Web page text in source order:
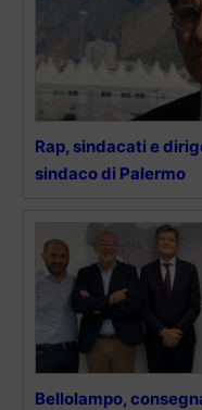
Rap, sindacati e
sindaco di Palermo
Bellolampo,